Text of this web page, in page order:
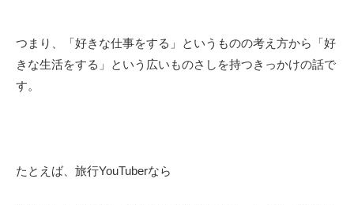
つまり、「好きな仕事をする」というものの考え方から「好
きな生活をする」という広いものさしを持つきっかけの話で
す。
たとえば、旅行YouTuberなら